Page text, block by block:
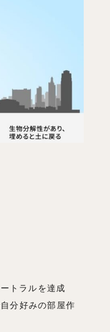
トラルを達成
分好みの部屋作